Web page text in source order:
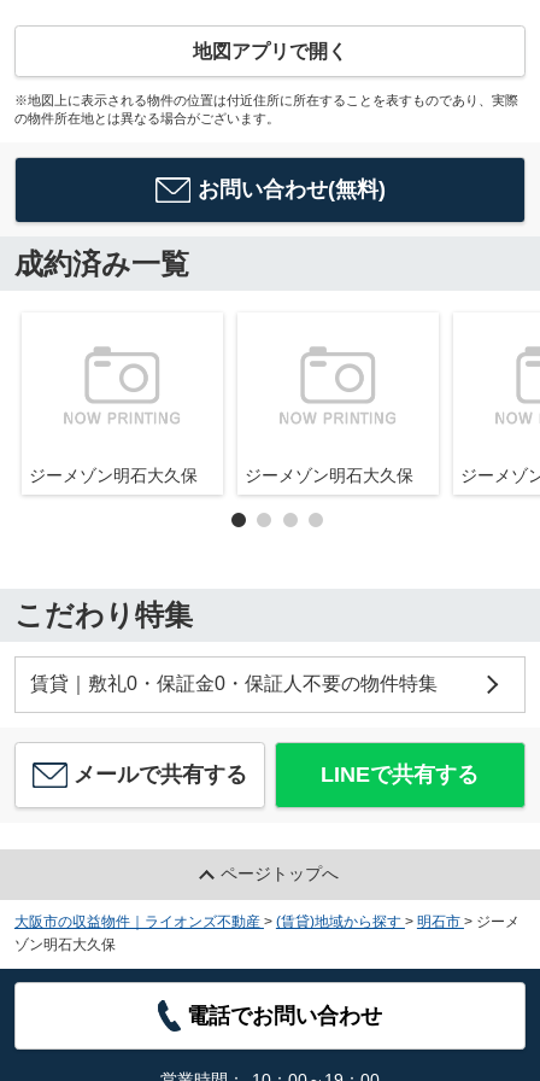
地図アプリで開く
※地図上に表示される物件の位置は付近住所に所在することを表すものであり、実際
の物件所在地とは異なる場合がございます。
お問い合わせ(無料)
成約済み一覧
ジーメゾン明石大久保 ジーメゾン明石大久保 ジーメゾ
こだわり特集
賃貸｜敷礼0・保証金0・保証人不要の物件特集
メールで共有する LINEで共有する
ページトップへ
大阪市の収益物件｜ライオンズ不動産 > (賃貸)地域から探す > 明石市 > ジーメ
ゾン明石大久保
電話でお問い合わせ